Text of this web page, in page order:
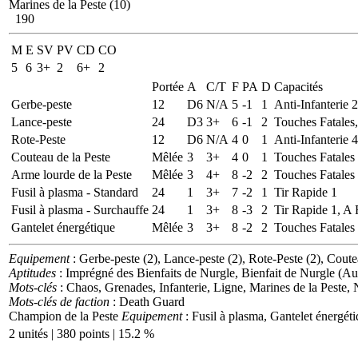
Marines de la Peste (10)
190
M E SV PV CD CO
5 6 3+ 2 6+
2
Portée A C/T F PA D Capacités
Gerbe-peste
12 D6 N/A 5 -1 1
Anti-Infanterie
Lance-peste
24 D3 3+ 6 -1 2 Touches
Rote-Peste
12 D6 N/A 4 0 1
Anti-Infanterie
Couteau de la Peste
Mêlée 3 3+ 4 0 1
Touches Fatales
Arme lourde de la Peste
Mêlée 3 4+ 8 -2 2 Touches Fatales
Fusil à plasma - Standard
24 1 3+ 7 -2 1
Tir Rapide 1
Fusil à plasma - Surchauffe 24 1 3+ 8 -3 2 Tir Rapide 1, A
Gantelet énergétique
Mêlée 3 3+ 8 -2 2 Touches Fatales
Equipement: Gerbe-peste (2), Lance-peste (2), Rote-Peste (2),
Aptitudes : Imprégné des Bienfaits de Nurgle, Bienfait de Nurgle
Mots-clés : Chaos, Grenades, Infanterie, Ligne, Marines de la Peste,
Mots-clés de faction : Death Guard
Champion de la Peste Equipement: Fusil à plasma, Gantelet
2 unités | 380 points | 15.2 %